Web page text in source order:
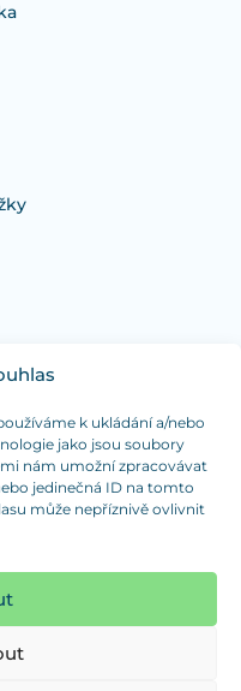
k ukládání a/nebo
jako jsou soubory
nám umožní zpracovávat
jedinečná ID na tomto
může nepříznivě ovlivnit
od: 7:30 - 15:30 hod
+421 0905 780 862
od: 7:30 - 15:30 hod